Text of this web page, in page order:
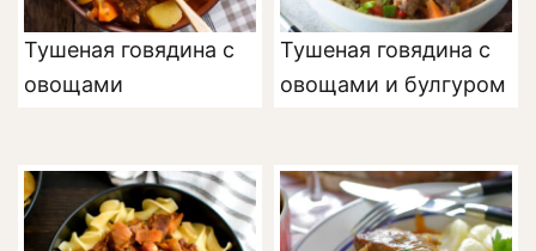
Тушеная говядина с
овощами
Тушеная говядина с
овощами и булгуром